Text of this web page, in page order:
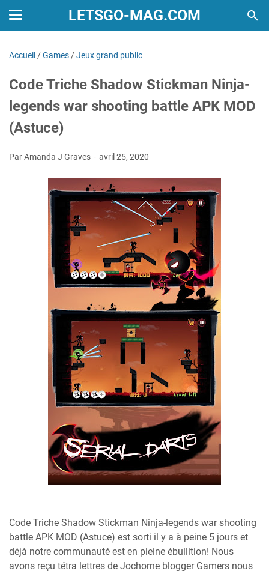
LETSGO-MAG.COM
Accueil /Games /Jeux grand public
Code Triche Shadow Stickman Ninja-
legends war shooting battle APK MOD
(Astuce)
Par Amanda J Graves avril 25, 2020
Code Triche Shadow Stickman Ninja-legends war shooting
battle APK MOD (Astuce) est sorti il y a à peine 5 jours et
déjà notre communauté est en pleine ébullition! Nous
avons reçu tétra lettres de Jochorne blogger Gamers nous